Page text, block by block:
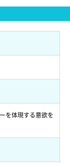
を体現する意欲を